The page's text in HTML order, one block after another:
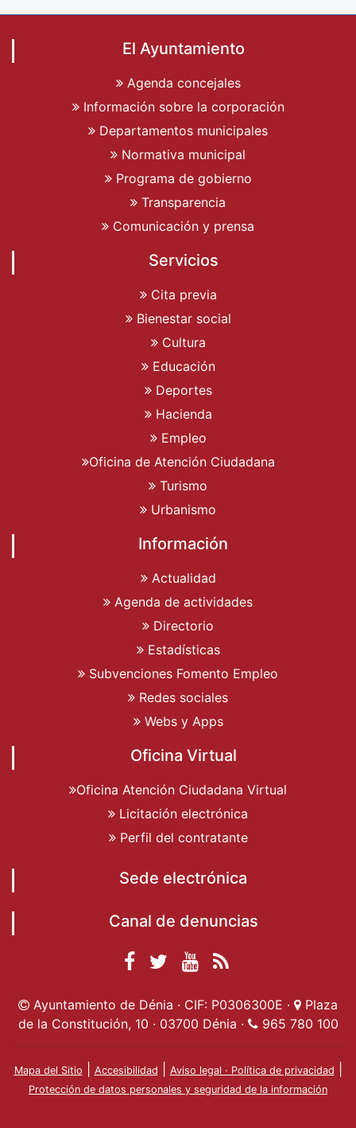
El Ayuntamiento
Agenda concejales
Información sobre la corporación
Departamentos municipales
Normativa municipal
Programa de gobierno
Transparencia
Comunicación y prensa
Servicios
Cita previa
Bienestar social
Cultura
Educación
Deportes
Hacienda
Empleo
Oficina de Atención Ciudadana
Turismo
Urbanismo
Información
Actualidad
Agenda de actividades
Directorio
Estadísticas
Subvenciones Fomento Empleo
Redes sociales
Webs y Apps
Oficina Virtual
Oficina Atención Ciudadana Virtual
Licitación electrónica
Perfil del contratante
Sede electrónica
Canal de denuncias
Facebook
Ayuntamiento de
Dénia
Ayuntamiento de
Dénia
Ayuntamiento
de Dénia
Actualidad
Ayuntamiento de Dénia · CIF: P0306300E ·
Plaza
de la Constitución, 10 · 03700 Dénia ·
965 780 100
Mapa del Sitio Accesibilidad Aviso legal · Política de privacidad
Protección de datos personales y seguridad de la información